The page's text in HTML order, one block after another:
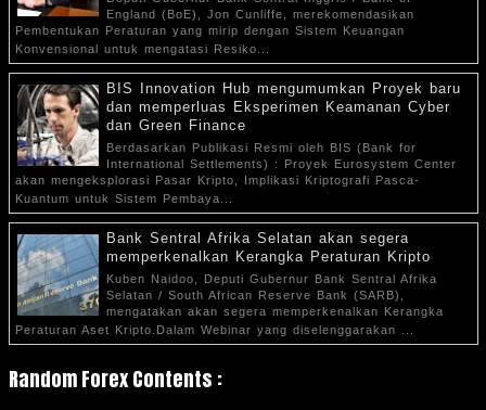
England (BoE), Jon Cunliffe, merekomendasikan
Pembentukan Peraturan yang mirip dengan Sistem Keuangan
Konvensional untuk mengatasi Resiko...
BIS Innovation Hub mengumumkan Proyek baru
dan memperluas Eksperimen Keamanan Cyber
dan Green Finance
Berdasarkan Publikasi Resmi oleh BIS (Bank for
International Settlements) : Proyek Eurosystem Center
akan mengeksplorasi Pasar Kripto, Implikasi Kriptografi Pasca-
Kuantum untuk Sistem Pembaya...
Bank Sentral Afrika Selatan akan segera
memperkenalkan Kerangka Peraturan Kripto
Kuben Naidoo, Deputi Gubernur Bank Sentral Afrika
Selatan / South African Reserve Bank (SARB),
mengatakan akan segera memperkenalkan Kerangka
Peraturan Aset Kripto.Dalam Webinar yang diselenggarakan ...
Random Forex Contents :